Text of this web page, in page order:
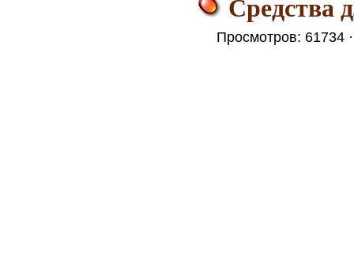
Просмотров: 61734